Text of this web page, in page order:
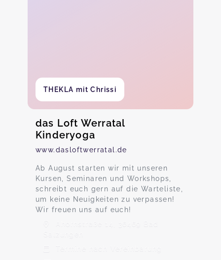
THEKLA mit Chrissi
das Loft Werratal
Kinderyoga
www.dasloftwerratal.de
Ab August starten wir mit unseren
Kursen, Seminaren und Workshops,
schreibt euch gern auf die Warteliste,
um keine Neuigkeiten zu verpassen!
Wir freuen uns auf euch!
Ahornstraße 14, 36469 Bad
Salzungen
Termine nach Vereinbarung